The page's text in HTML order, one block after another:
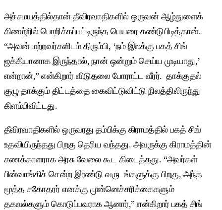
அச்சமயத்தில்தான் தீவிரவாதிகளில் ஒருவன் ஆழ்துளைக்
கிணற்றில் பொறிக்கப்பட்டிருந்த பெயரை கண்டுபிடித்தான்.
“அவன் மற்றவர்களிடம் திரும்பி, ‘நம் இலக்கு பகத் சிங்
ஜக்கியானாக இருந்தால், நான் ஒன்றும் செய்ய முடியாது,’
என்றான்,” என்கிறார் விடுதலை போராட்ட வீரர். தாக்குதல்
குழு தாக்கும் திட்டத்தை கைவிட்டுவிட்டு நிலத்திலிருந்து
கிளம்பிவிட்டது.
தீவிரவாதிகளில் ஒருவரது தம்பிக்கு கிராமத்தில் பகத் சிங்
உதவியிருந்தது பிறகு தெரிய வந்தது. அவருக்கு கிராமத்தின்
கணக்காளராக அரசு வேலை கூட கிடைத்தது. “அவர்கள்
பின்வாங்கிச் சென்ற இரண்டு வருடங்களுக்கு பிறகு, அந்த
மூத்த சகோதரர் எனக்கு முன்னெச்சரிக்கைகளும்
தகவல்களும் கொடுப்பவராக ஆனார்,” என்கிறார் பகத் சிங்